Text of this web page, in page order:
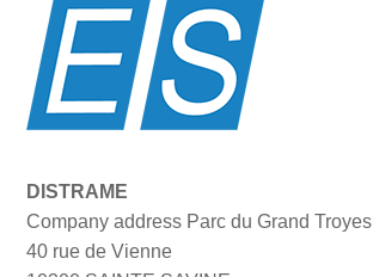
DISTRAME
Company address Parc du Grand Troyes
40 rue de Vienne